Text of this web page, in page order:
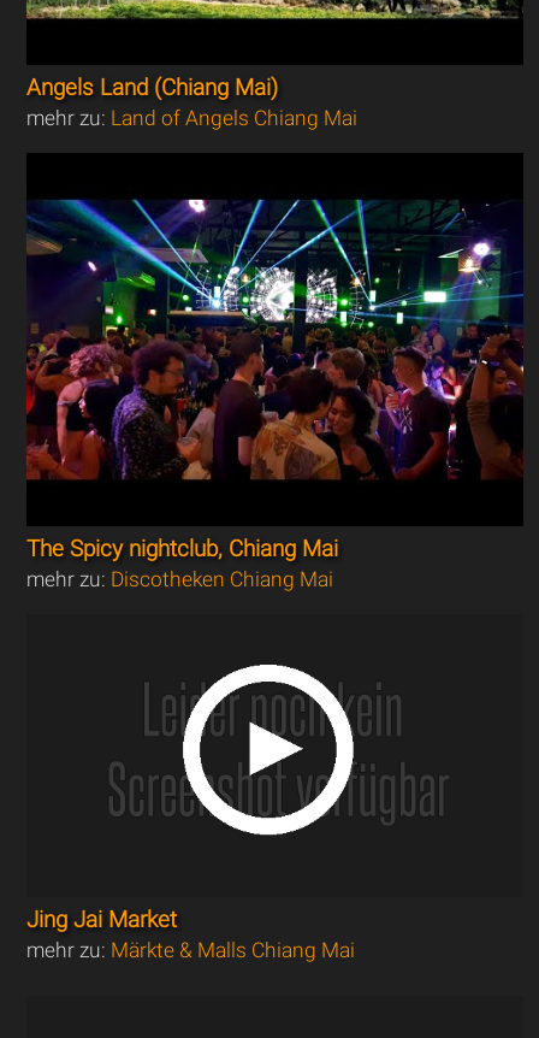
Angels Land (Chiang Mai)
mehr zu: Land of Angels Chiang Mai
The Spicy nightclub, Chiang Mai
mehr zu: Discotheken Chiang Mai
Jing Jai Market
mehr zu: Märkte & Malls Chiang Mai